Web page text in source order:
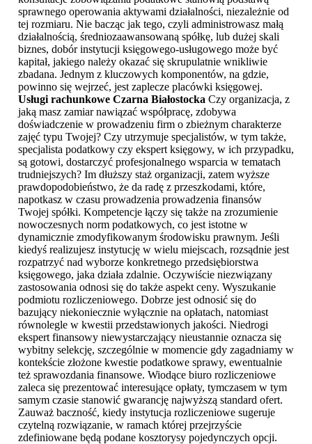
sprawnego operowania aktywami działalności, niezależnie od
tej rozmiaru. Nie bacząc jak tego, czyli administrowasz małą
działalnością, średniozaawansowaną spółkę, lub dużej skali
biznes, dobór instytucji księgowego-usługowego może być
kapitał, jakiego należy okazać się skrupulatnie wnikliwie
zbadana. Jednym z kluczowych komponentów, na gdzie,
powinno się wejrzeć, jest zaplecze placówki księgowej.
Usługi rachunkowe Czarna Białostocka Czy organizacja, z
jaką masz zamiar nawiązać współpracę, zdobywa
doświadczenie w prowadzeniu firm o zbieżnym charakterze
zajęć typu Twojej? Czy utrzymuje specjalistów, w tym także,
specjalista podatkowy czy ekspert księgowy, w ich przypadku,
są gotowi, dostarczyć profesjonalnego wsparcia w tematach
trudniejszych? Im dłuższy staż organizacji, zatem wyższe
prawdopodobieństwo, że da radę z przeszkodami, które,
napotkasz w czasu prowadzenia prowadzenia finansów
Twojej spółki. Kompetencje łączy się także na zrozumienie
nowoczesnych norm podatkowych, co jest istotne w
dynamicznie zmodyfikowanym środowisku prawnym. Jeśli
kiedyś realizujesz instytucję w wielu miejscach, rozsądnie jest
rozpatrzyć nad wyborze konkretnego przedsiębiorstwa
księgowego, jaka działa zdalnie. Oczywiście niezwiązany
zastosowania odnosi się do także aspekt ceny. Wyszukanie
podmiotu rozliczeniowego. Dobrze jest odnosić się do
bazujący niekoniecznie wyłącznie na opłatach, natomiast
równolegle w kwestii przedstawionych jakości. Niedrogi
ekspert finansowy niewystarczający nieustannie oznacza się
wybitny selekcję, szczególnie w momencie gdy zagadniamy w
kontekście złożone kwestie podatkowe sprawy, ewentualnie
też sprawozdania finansowe. Wiodące biuro rozliczeniowe
zaleca się prezentować interesujące opłaty, tymczasem w tym
samym czasie stanowić gwarancję najwyższą standard ofert.
Zauważ baczność, kiedy instytucja rozliczeniowe sugeruje
czytelną rozwiązanie, w ramach której przejrzyście
zdefiniowane będą podane kosztorysy pojedynczych opcji.